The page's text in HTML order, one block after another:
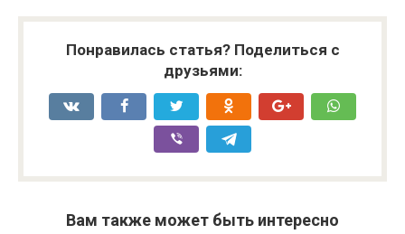
Понравилась статья? Поделиться с
друзьями:
Вам также может быть интересно